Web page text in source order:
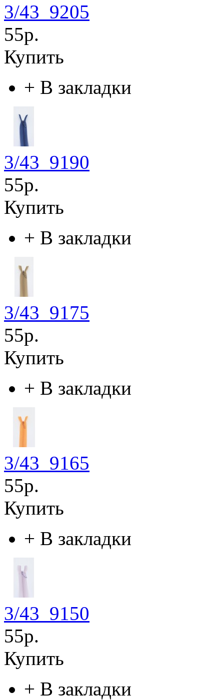
3/43_9205
55р.
Купить
+ В закладки
3/43_9190
55р.
Купить
+ В закладки
3/43_9175
55р.
Купить
+ В закладки
3/43_9165
55р.
Купить
+ В закладки
3/43_9150
55р.
Купить
+ В закладки